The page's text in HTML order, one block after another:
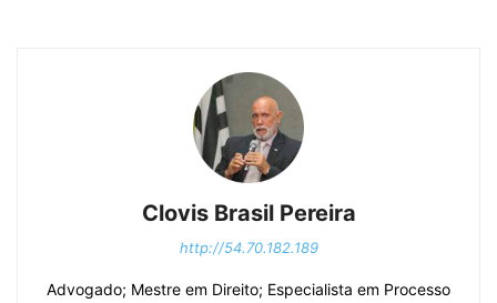
Clovis Brasil Pereira
http://54.70.182.189
Advogado; Mestre em Direito; Especialista em Processo